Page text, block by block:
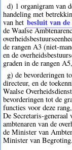
d) 1 organigram van
handeling met
van het besluit van de
de Waalse
de rangen A3 (niet-
en de
graden in de rangen
g) de bevorderingen
directeur, en de
Waalse
bevorderingen tot de
functies voor deze
De Secretaris-generaal
ambtenaren van de
de Minister van
Minister van Begroting.